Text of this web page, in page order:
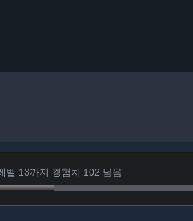
벨 13까지 경험치 102 남음